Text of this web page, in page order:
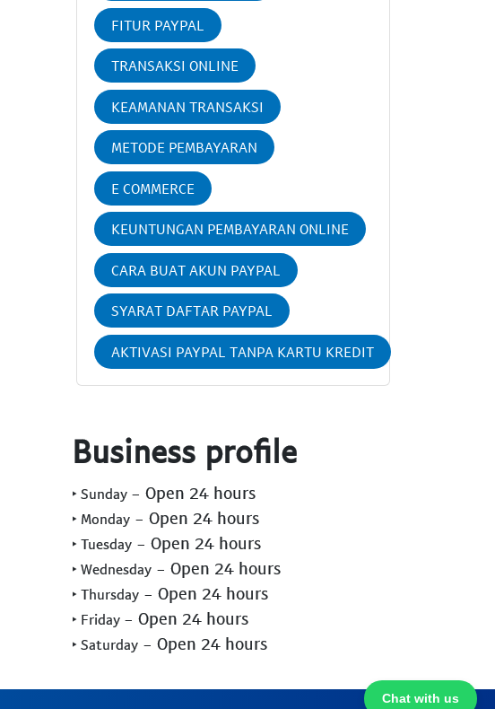
FITUR PAYPAL
TRANSAKSI ONLINE
KEAMANAN TRANSAKSI
METODE PEMBAYARAN
E COMMERCE
KEUNTUNGAN PEMBAYARAN ONLINE
CARA BUAT AKUN PAYPAL
SYARAT DAFTAR PAYPAL
AKTIVASI PAYPAL TANPA KARTU KREDIT
Chat with us
Business profile
‣ Sunday - Open 24 hours
‣ Monday - Open 24 hours
‣ Tuesday - Open 24 hours
‣ Wednesday - Open 24 hours
‣ Thursday - Open 24 hours
‣ Friday - Open 24 hours
‣ Saturday - Open 24 hours